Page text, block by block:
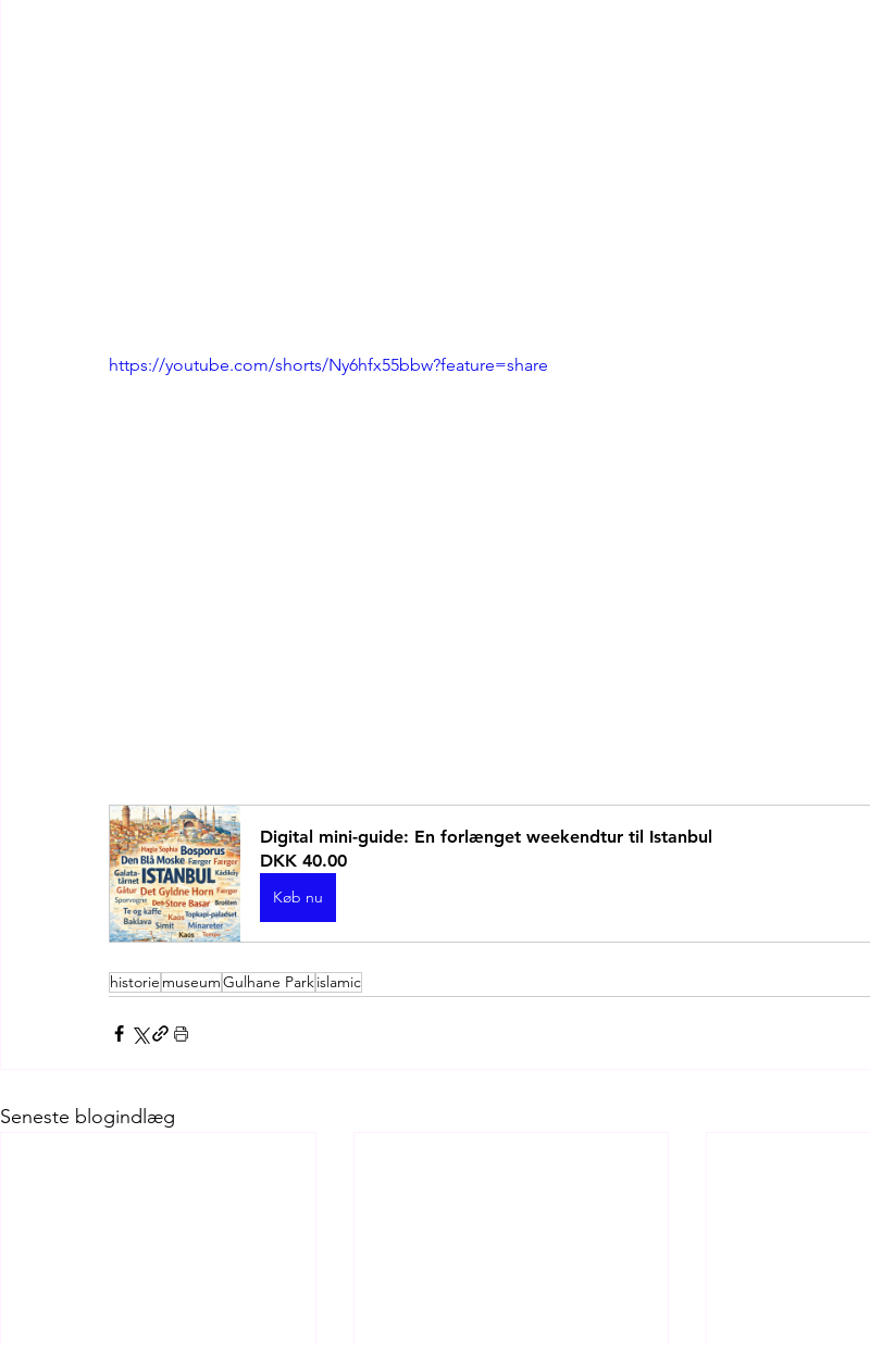
https://youtube.com/shorts/Ny6hfx55bbw?feature=share
Digital mini-guide: En forlænget weekendtur til Istanbul
DKK 40.00
Køb nu
historie museumGulhane Parkislamic
Seneste blogindlæg